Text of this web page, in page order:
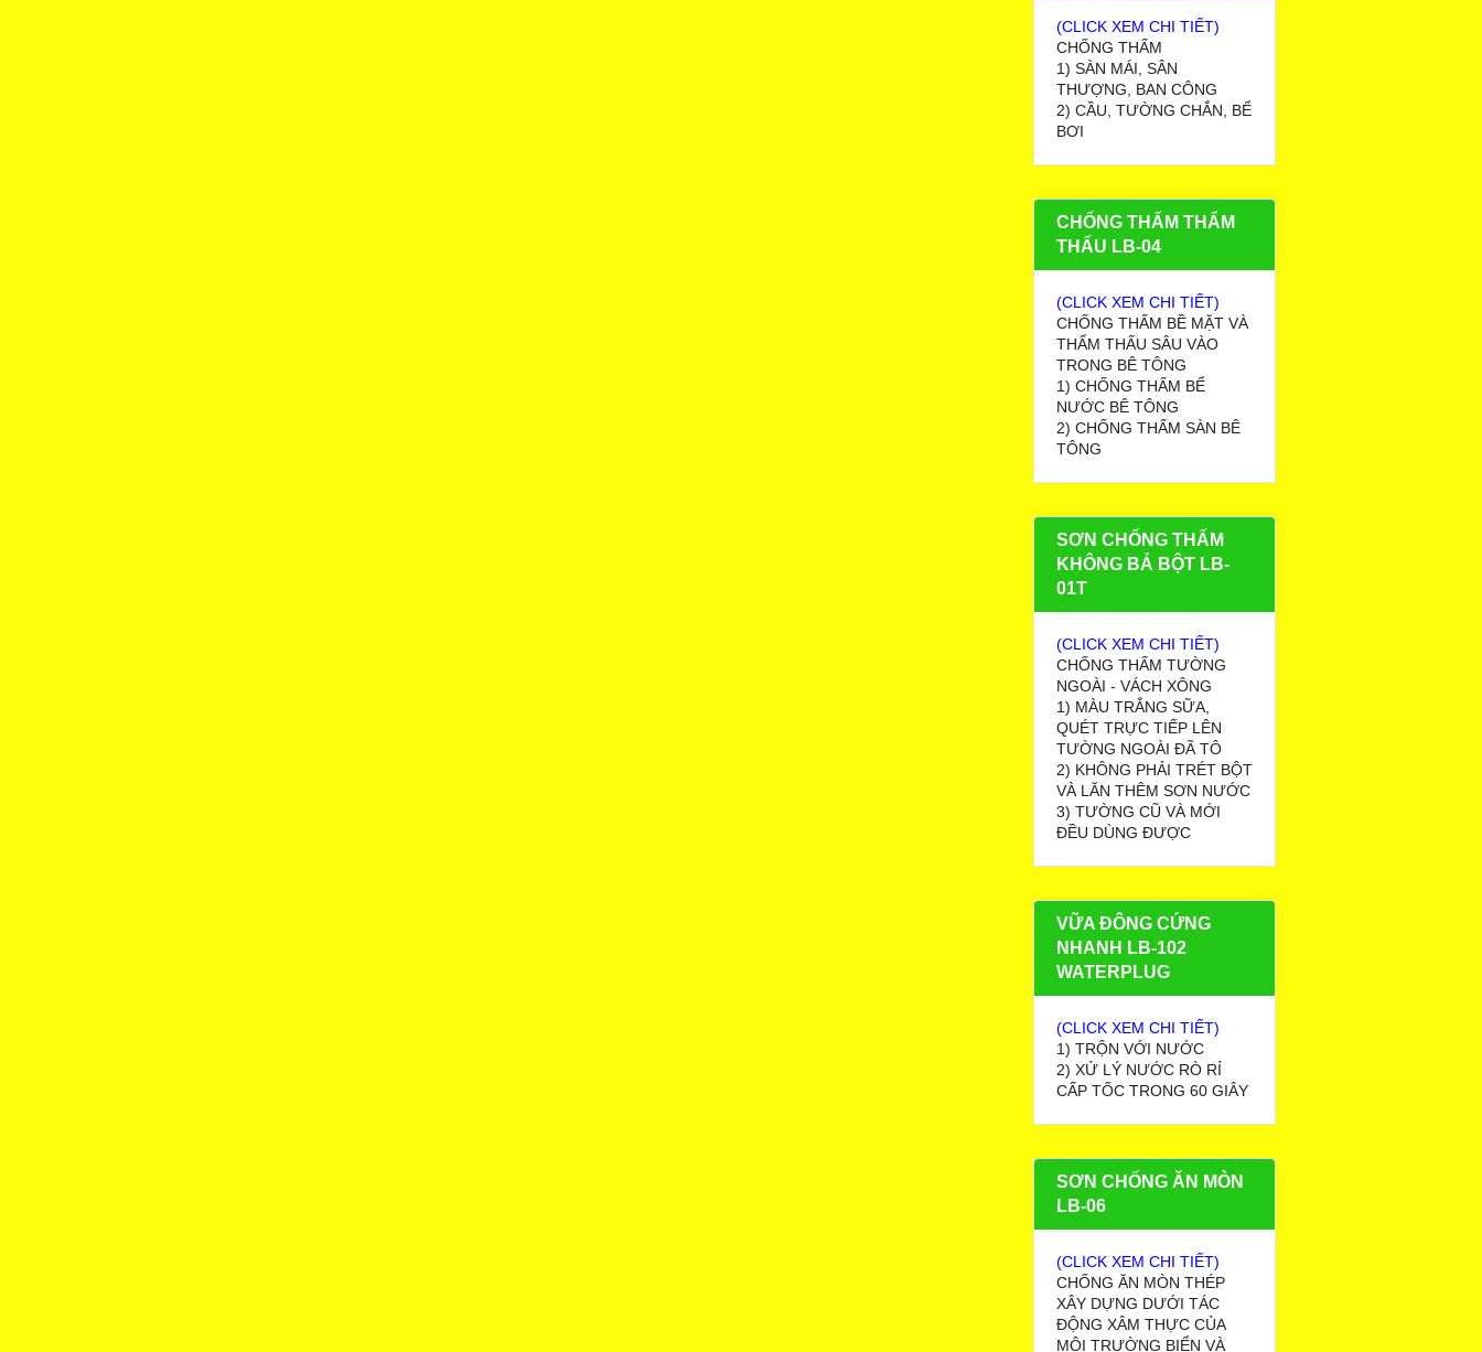
(CLICK XEM CHI TIẾT)
CHỐNG THẤM
1) SÀN MÁI, SÂN
THƯỢNG, BAN CÔNG
2) CẦU, TƯỜNG CHẮN, BỂ
BƠI
CHỐNG THẤM THẨM
THẤU LB-04
(CLICK XEM CHI TIẾT)
CHỐNG THẤM BỀ MẶT VÀ
THẨM THẤU SÂU VÀO
TRONG BÊ TÔNG
1) CHỐNG THẤM BỂ
NƯỚC BÊ TÔNG
2) CHỐNG THẤM SÀN BÊ
TÔNG
SƠN CHỐNG THẤM
KHÔNG BẢ BỘT LB-
01T
(CLICK XEM CHI TIẾT)
CHỐNG THẤM TƯỜNG
NGOÀI - VÁCH XÔNG
1) MÀU TRẮNG SỮA,
QUÉT TRỰC TIẾP LÊN
TƯỜNG NGOÀI ĐÃ TÔ
2) KHÔNG PHẢI TRÉT BỘT
VÀ LĂN THÊM SƠN NƯỚC
3) TƯỜNG CŨ VÀ MỚI
ĐỀU DÙNG ĐƯỢC
VỮA ĐÔNG CỨNG
NHANH LB-102
WATERPLUG
(CLICK XEM CHI TIẾT)
1) TRỘN VỚI NƯỚC
2) XỬ LÝ NƯỚC RÒ RỈ
CẤP TỐC TRONG 60 GIÂY
SƠN CHỐNG ĂN MÒN
LB-06
(CLICK XEM CHI TIẾT)
CHỐNG ĂN MÒN THÉP
XÂY DỰNG DƯỚI TÁC
ĐỘNG XÂM THỰC CỦA
MÔI TRƯỜNG BIỂN VÀ